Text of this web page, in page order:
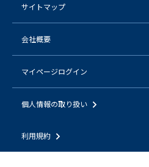
サイトマップ
会社概要
マイページログイン
個人情報の取り扱い
利用規約